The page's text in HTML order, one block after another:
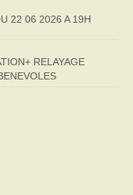
22 06 2026 A 19H
RELAYAGE